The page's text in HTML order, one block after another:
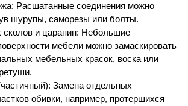
Расшатанные соединения можно
шурупы, саморезы или болты.
сколов и царапин: Небольшие
мебели можно замаскировать
мебельных красок, воска или
Замена отдельных
обивки, например, протершихся